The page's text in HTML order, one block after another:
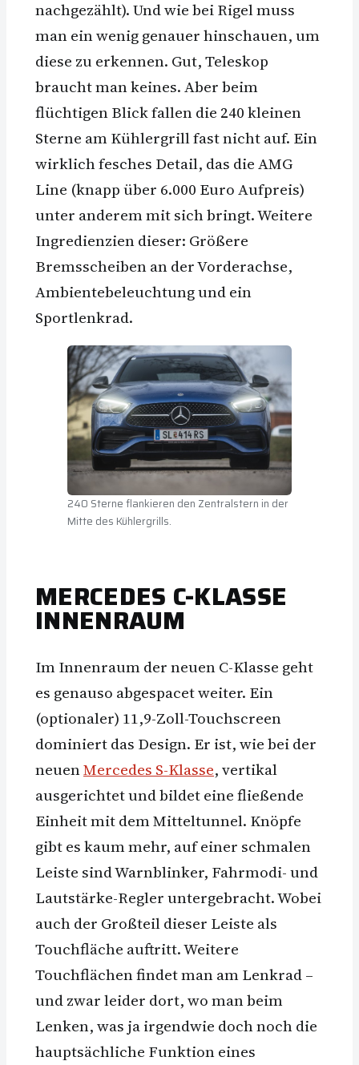
nachgezählt). Und wie bei Rigel muss
man ein wenig genauer hinschauen, um
diese zu erkennen. Gut, Teleskop
braucht man keines. Aber beim
flüchtigen Blick fallen die 240 kleinen
Sterne am Kühlergrill fast nicht auf. Ein
wirklich fesches Detail, das die AMG
Line (knapp über 6.000 Euro Aufpreis)
unter anderem mit sich bringt. Weitere
Ingredienzien dieser: Größere
Bremsscheiben an der Vorderachse,
Ambientebeleuchtung und ein
Sportlenkrad.
240 Sterne flankieren den Zentralstern in der
Mitte des Kühlergrills.
MERCEDES C-KLASSE
INNENRAUM
Im Innenraum der neuen C-Klasse geht
es genauso abgespacet weiter. Ein
(optionaler) 11,9-Zoll-Touchscreen
dominiert das Design. Er ist, wie bei der
neuenMercedes S-Klasse, vertikal
ausgerichtet und bildet eine fließende
Einheit mit dem Mitteltunnel. Knöpfe
gibt es kaum mehr, auf einer schmalen
Leiste sind Warnblinker, Fahrmodi- und
Lautstärke-Regler untergebracht. Wobei
auch der Großteil dieser Leiste als
Touchfläche auftritt. Weitere
Touchflächen findet man am Lenkrad –
und zwar leider dort, wo man beim
Lenken, was ja irgendwie doch noch die
hauptsächliche Funktion eines